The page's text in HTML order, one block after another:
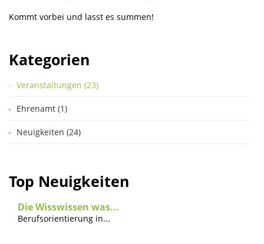
Kommt vorbei und lasst es summen!
Kategorien
Veranstaltungen (23)
Ehrenamt (1)
Neuigkeiten (24)
Top Neuigkeiten
Die Wisswissen was...
Berufsorientierung in...